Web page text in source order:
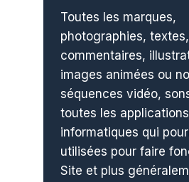
Toutes les marques,
photographies, textes,
commentaires,
images animées ou
séquences vidéo,
toutes les applications
informatiques qui
utilisées pour faire
Site et plus